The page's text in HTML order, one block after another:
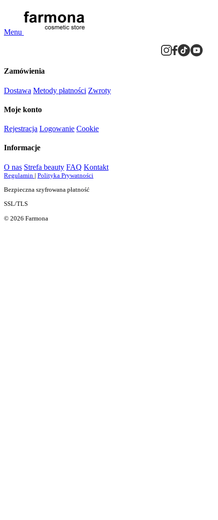
Menu
Zamówienia
Dostawa Metody płatności Zwroty
Moje konto
Rejestracja Logowanie Cookie
Informacje
O nas Strefa beauty FAQ Kontakt
Regulamin | Polityka Prywatności
Bezpieczna szyfrowana płatność
SSL/TLS
© 2026 Farmona